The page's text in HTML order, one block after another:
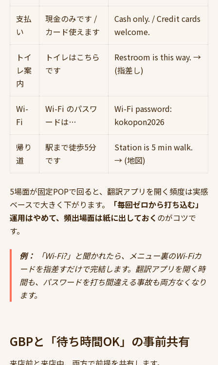
支払
い
現金のみです /
カード使えます
Cash only. / Credit cards
welcome.
トイ
レ案
内
トイレはこちら
です
Restroom is this way. →
(指差し)
Wi-
Fi
Wi-Fi のパスワ
ードは…
Wi-Fi password:
kokopon2026
帰り
道
駅まで徒歩5分
です
Station is 5 min walk.
→ (地図)
5場面が固定POPで回ると、翻訳アプリを開く頻度は実感
ベースで大きく下がります。
「毎回ゼロから打ち込む」
運用はやめて、頻出場面は紙に出しておく のがコツで
す。
例：
「Wi-Fi?」と聞かれたら、メニュー裏のWi-Fiカ
ードを指差すだけで完結します。翻訳アプリを開く時
間も、パスワードを打ち間違える事故も両方なくなり
ます。
GBPと「待ち時間OK」の事前共有